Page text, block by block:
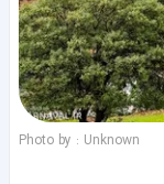
Photo by : Unknown